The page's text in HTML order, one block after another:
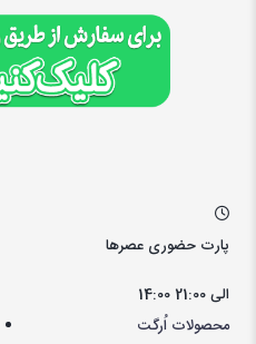
پارت حضوری عصرها
14:00 الی 21:00
محصولات اُرگت